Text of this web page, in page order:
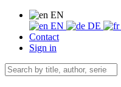
EN
EN
DE
Contact
Sign in